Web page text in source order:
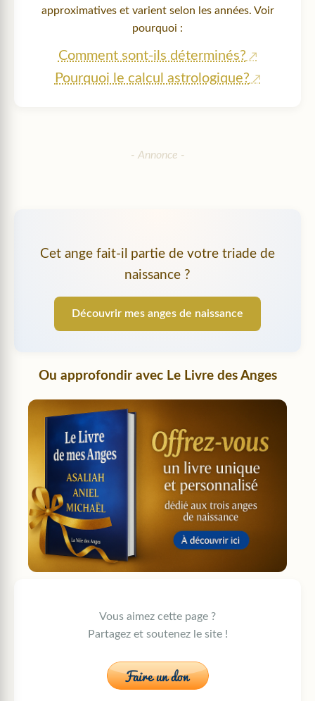
approximatives et varient selon les années. Voir
pourquoi :
Comment sont-ils déterminés?
Pourquoi le calcul astrologique?
Cet ange fait-il partie de votre triade de
naissance ?
Découvrir mes anges de naissance
Ou approfondir avec Le Livre des Anges
Vous aimez cette page ?
Partagez et soutenez le site !